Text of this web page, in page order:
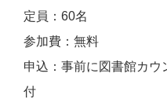
定員：60名
参加費：無料
申込：事前に図書館カウ
付